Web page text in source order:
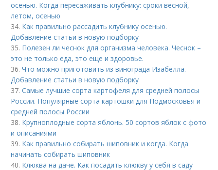
осенью. Когда пересаживать клубнику: сроки весной,
летом, осенью
34. Как правильно рассадить клубнику осенью.
Добавление статьи в новую подборку
35. Полезен ли чеснок для организма человека. Чеснок –
это не только еда, это еще и здоровье.
36.Что можно приготовить из винограда Изабелла.
Добавление статьи в новую подборку
37.Самые лучшие сорта картофеля для средней полосы
России. Популярные сорта картошки для Подмосковья и
средней полосы России
38. Крупноплодные сорта яблонь. 50 сортов яблок с фото
и описаниями
39. Как правильно собирать шиповник и когда. Когда
начинать собирать шиповник
40. Клюква на даче. Как посадить клюкву у себя в саду